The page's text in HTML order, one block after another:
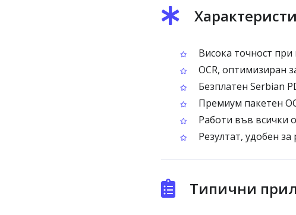
Висока точност при
OCR, оптимизиран
Безплатен Serbian
Премиум пакетен
Работи във всички
Резултат, удобен
Типични